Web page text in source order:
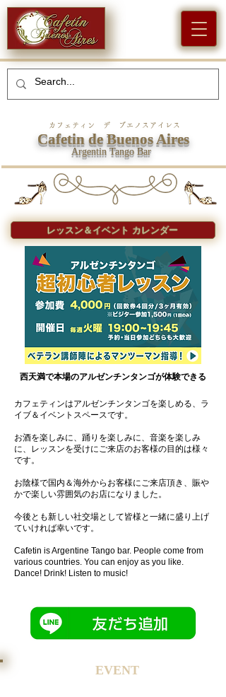
Argentin Tango Bar
Cafetin de Buenos Aires
カフェティン デ ブエノスアイレス
レッスン＆イベント カレンダー
西天満で本場のアルゼンチンタンゴが体験できる
カフェティンはアルゼンチンタンゴを楽しめる、ラ
イブ＆イベントスペースです。
お酒を楽しみに、踊りを楽しみに、音楽を楽しみ
に、レッスンを受けにご来店のお客様の目的は様々
です。
お陰様で国内＆海外からお客様にご来店頂き、賑や
かで楽しい雰囲気のお店になりました。
今後とも新しい社交場として皆様と一緒に盛り上げ
ていければ幸いです。
Cafetin is Argentine Tango bar. People come from
various countries. You can enjoy as you like.
Dance! Drink! Listen to music!
​EVENT